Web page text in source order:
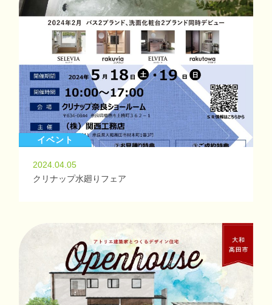
イベント
2024.04.05
クリナップ水廻りフェア